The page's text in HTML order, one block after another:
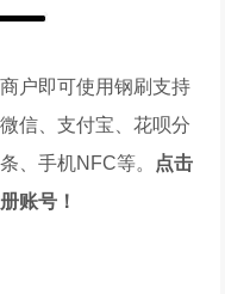
户即可使用钢刷支持
信、支付宝、花呗分
、手机NFC等。 点击
账号！